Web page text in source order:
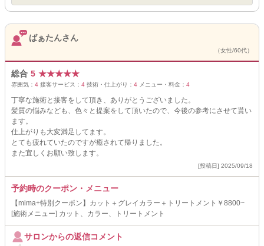
ばぁたんさん
（女性/60代）
総合 5 ★★★★★
雰囲気： 4 接客サービス： 4 技術・仕上がり： 4 メニュー・料金： 4
丁寧な施術と接客をして頂き、ありがとうございました。
髪質の悩みなども、色々と提案をして頂いたので、今後の参考にさせて貰い
ます。
仕上がりも大変満足してます。
とても疲れていたのですが癒されて帰りました。
また宜しくお願い致します。
[投稿日] 2025/09/18
予約時のクーポン・メニュー
【mima+特別クーポン】カット＋グレイカラー＋トリートメント￥8800~
[施術メニュー] カット、カラー、トリートメント
サロンからの返信コメント